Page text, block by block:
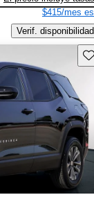
$415/mes
Verif. disponibilidad